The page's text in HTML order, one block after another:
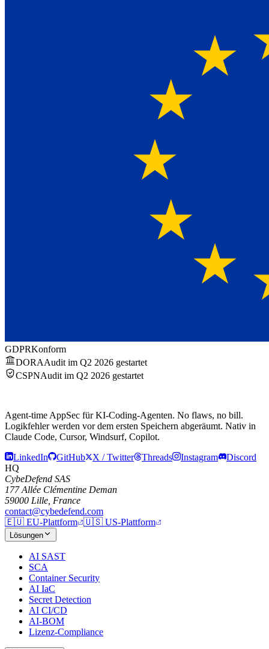
GDPRKonform
DORAAudit im Q2 2026 gestartet
CSPNAudit im Q2 2026 gestartet
Agent-time AppSec für KI-Coding-Agenten. No flaws, no bill.
Logikfehler werden vor dem ersten Speichern abgeräumt. Nativ in
Claude Code, Cursor, Windsurf, Copilot.
LinkedIn
GitHub X / Twitter Threads Instagram
Discord
HQ
CybeDefend SAS
177 Allée Clémentine Deman
59000 Lille, France
contact@cybedefend.com
🇪🇺 EU-Plattform 🇺🇸 US-Plattform
Lösungen
AI SAST
SCA
Container Security
AI IaC
Secret Detection
AI CI/CD
AI-BOM
Lizenz-Compliance